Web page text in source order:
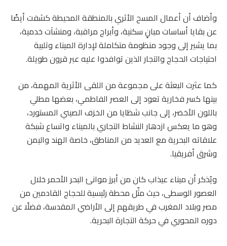
وأضاف أن أعمال المسح الأثري بالمنطقة المحيطة كشفت أيضًا
عن بقايا أساسات مبانٍ سكنية، وأبراج مراقبة، ومنشآت خدمية،
بما يشير إلى وجود منظومة متكاملة لإدارة الميناء وتلبية
احتياجات الحجاج والتجار الذين توافدوا عليه عبر قرون طويلة.
كما عثرت البعثة على مجموعة من اللقى الأثرية المهمة، من
بينها كسر فخارية تعود إلى العصر الفاطمي، بعضها مطلي
باللون الأخضر، إلى جانب شظايا من الخزف الصيني المستورد،
وهو ما يعكس ازدهار النشاط التجاري بالميناء واتساع شبكة
علاقاته البحرية مع العديد من المناطق، خاصة الهند واليمن
وشرق أفريقيا.
ويُذكر أن ميناء عيذاب كان من أبرز موانئ البحر الأحمر خلال
العصور الوسطى، حيث مثّل محطة رئيسية للحجاج القادمين من
مصر وبلاد المغرب في طريقهم إلى الأراضي المقدسة، فضلًا عن
دوره المحوري في حركة التجارة البحرية.